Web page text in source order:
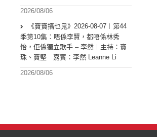
2026/08/06
《寶寶搞乜鬼》2026-08-07︱第44
季第10集︰唔係李賢，都唔係林秀
怡，佢係獨立歌手 – 李然︱主持：寶
珠、寶堅 嘉賓：李然 Leanne Li
2026/08/06